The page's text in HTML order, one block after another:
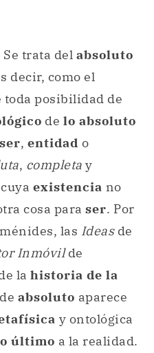
Se trata del absoluto
decir, como el
posibilidad de
de lo absoluto
ser, entidad o
, completa y
existencia no
cosa para ser. Por
las Ideas de
Inmóvilde
la historia de la
absoluto aparece
y ontológica
último a la realidad.